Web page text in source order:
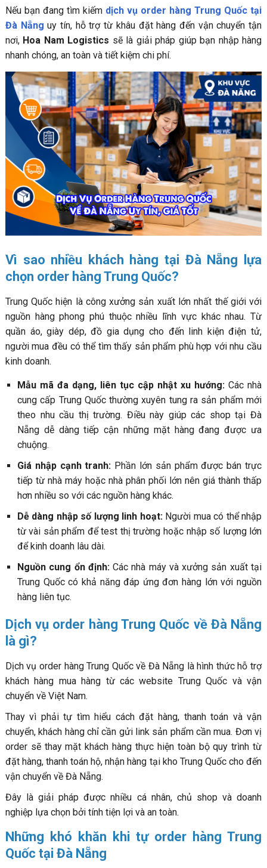
nhất
Lợi ích khi sử dụng dịch vụ order hàng Trung Quốc tại Đà
Nẵng của Hoa Nam Logistics
Hoa Nam Logistics hỗ trợ order trên những nền tảng
nào?
Quy trình order hàng Trung Quốc về Đà Nẵng tại Hoa
Nam Logistics
Thời gian vận chuyển hàng Trung Quốc về Đà Nẵng mất
bao lâu?
Chi phí order hàng Trung Quốc về Đà Nẵng gồm những
gì?
Những lưu ý khi order hàng Trung Quốc tại Đà Nẵng
Vì sao nên chọn Hoa Nam Logistics?
Câu hỏi thường gặp về dịch vụ order hàng Trung Quốc về
Nếu bạn đang tìm kiếm dịch vụ order hàng Trung Quốc tại
Đà Nẵng uy tín, hỗ trợ từ khâu đặt hàng đến vận chuyển tận
nơi, Hoa Nam Logistics sẽ là giải pháp giúp bạn nhập hàng
nhanh chóng, an toàn và tiết kiệm chi phí.
Vì sao nhiều khách hàng tại Đà Nẵng lựa
chọn order hàng Trung Quốc?
Trung Quốc hiện là công xưởng sản xuất lớn nhất thế giới với
nguồn hàng phong phú thuộc nhiều lĩnh vực khác nhau. Từ
quần áo, giày dép, đồ gia dụng cho đến linh kiện điện tử,
người mua đều có thể tìm thấy sản phẩm phù hợp với nhu cầu
kinh doanh.
Mẫu mã đa dạng, liên tục cập nhật xu hướng: Các nhà
cung cấp Trung Quốc thường xuyên tung ra sản phẩm mới
theo nhu cầu thị trường. Điều này giúp các shop tại Đà
Nẵng dễ dàng tiếp cận những mặt hàng đang được ưa
chuộng.
Giá nhập cạnh tranh: Phần lớn sản phẩm được bán trực
tiếp từ nhà máy hoặc nhà phân phối lớn nên giá thành thấp
hơn nhiều so với các nguồn hàng khác.
Dễ dàng nhập số lượng linh hoạt:Người mua có thể nhập
từ vài sản phẩm để test thị trường hoặc nhập số lượng lớn
để kinh doanh lâu dài.
Nguồn cung ổn định:Các nhà máy và xưởng sản xuất tại
Trung Quốc có khả năng đáp ứng đơn hàng lớn với nguồn
hàng liên tục.
Dịch vụ order hàng Trung Quốc về Đà Nẵng
là gì?
Dịch vụ order hàng Trung Quốc về Đà Nẵng là hình thức hỗ trợ
khách hàng mua hàng từ các website Trung Quốc và vận
chuyển về Việt Nam.
Thay vì phải tự tìm hiểu cách đặt hàng, thanh toán và vận
chuyển, khách hàng chỉ cần gửi link sản phẩm cần mua. Đơn vị
order sẽ thay mặt khách hàng thực hiện toàn bộ quy trình từ
đặt hàng, thanh toán hộ, nhận hàng tại kho Trung Quốc cho đến
vận chuyển về Đà Nẵng.
Đây là giải pháp được nhiều cá nhân, chủ shop và doanh
nghiệp lựa chọn bởi tính tiện lợi và an toàn.
Những khó khăn khi tự order hàng Trung
Quốc tại Đà Nẵng